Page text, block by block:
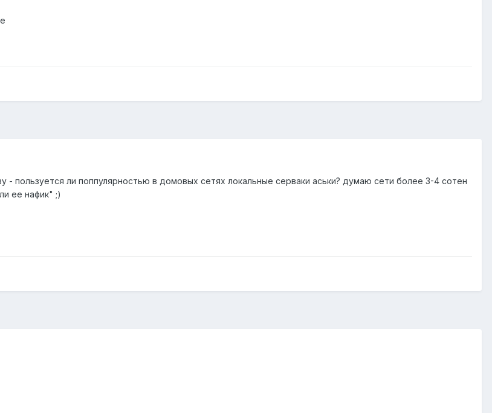
- пользуется ли поппулярностью в домовых сетях локальные серваки аськи? думаю сети более 3-4 сотен
ее нафик" ;)